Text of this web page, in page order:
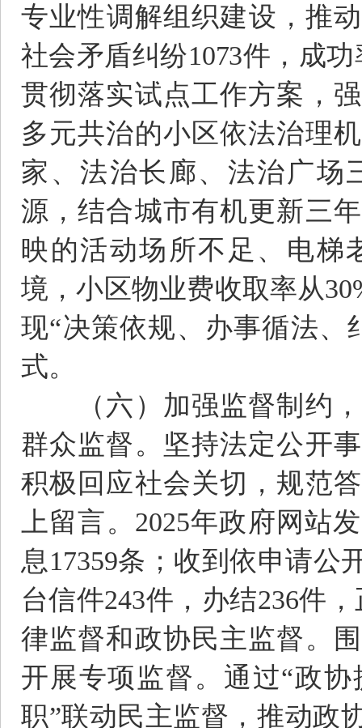
专业性调解组织建设，推
社会矛盾纠纷1073件，成
贯彻落实试点工作方案，
多元共治的小区依法治理
家、法治长廊、法治广场
源，结合城市有机更新三
映的活动场所不足、电梯
境，小区物业费收取率从
现“决策依规、办事循法、
式。
（六）加强监督制约，
群众监督。坚持法定公开
积极回应社会关切，规范
上留言。2025年政府网站
息17359条；收到依申请公
台信件243件，办结236件
律监督和政协民主监督。
开展专项监督。通过“政
职”联动民主监督，推动政